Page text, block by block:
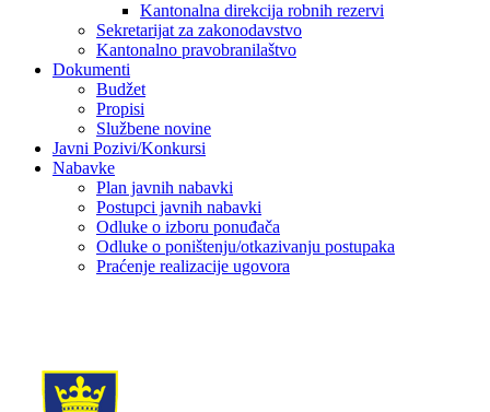
Kantonalna direkcija robnih rezervi
Sekretarijat za zakonodavstvo
Kantonalno pravobranilaštvo
Dokumenti
Budžet
Propisi
Službene novine
Javni Pozivi/Konkursi
Nabavke
Plan javnih nabavki
Postupci javnih nabavki
Odluke o izboru ponuđača
Odluke o poništenju/otkazivanju postupaka
Praćenje realizacije ugovora